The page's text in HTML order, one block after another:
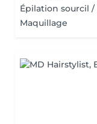
Épilation sourcil /
Maquillage